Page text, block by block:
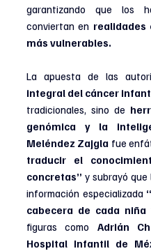
garantizando que los
conviertan en realidades
más vulnerables.
La apuesta de las
integral del cáncer
tradicionales, sino de
genómica y la
Meléndez Zajgla fue
traducir el
concretas” y subrayó
información especializada
cabecera de cada niña
figuras como Adrián
Hospital Infantil de